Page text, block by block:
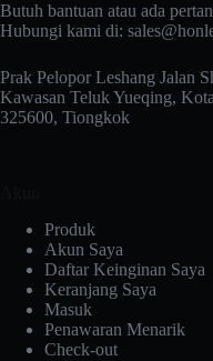
Butuh bantuan atau ada
Hubungi kami di:
Prak Pelopor Leshang Jalan
Kawasan Teluk Yueqing,
325600, Tiongkok
Produk
Akun Saya
Daftar Keinginan Saya
Keranjang Saya
Masuk
Penawaran Menarik
Check-out